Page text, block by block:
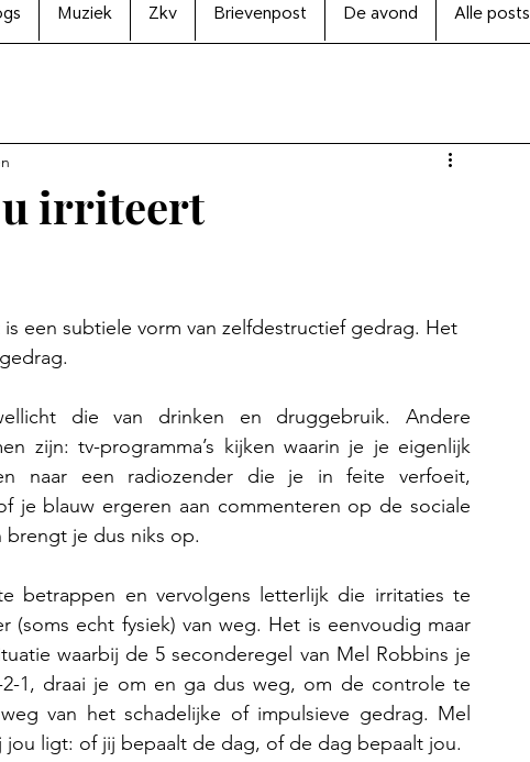
Muziek Zkv Brievenpost De avond Alle posts
u irriteert
een subtiele vorm van zelfdestructief gedrag. Het
die van drinken en druggebruik. Andere
zijn: tv-programma’s kijken waarin je je eigenlijk
naar een radiozender die je in feite verfoeit,
je blauw ergeren aan commenteren op de sociale
brengt je dus niks op.
betrappen en vervolgens letterlijk die irritaties te
echt fysiek) van weg. Het is eenvoudig maar
waarbij de 5 seconderegel van Mel Robbins je
1, draai je om en ga dus weg, om de controle te
van het schadelijke of impulsieve gedrag. Mel
ligt: of jij bepaalt de dag, of de dag bepaalt jou.